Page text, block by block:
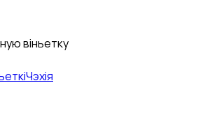
віньетку
Чэхія